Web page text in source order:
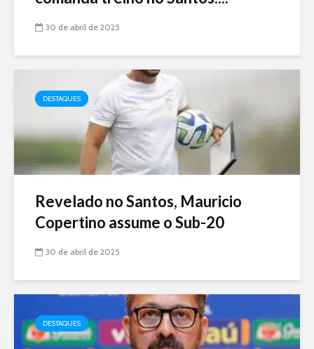
30 de abril de 2025
DESTAQUES
Revelado no Santos, Mauricio
Copertino assume o Sub-20
30 de abril de 2025
DESTAQUES